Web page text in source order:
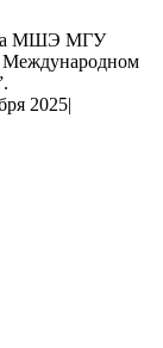
МШЭ МГУ
Международном
2025|